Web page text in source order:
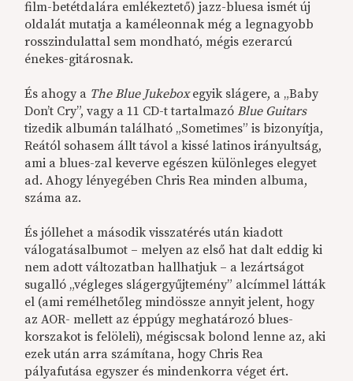
film-betétdalára emlékeztető) jazz-bluesa ismét új
oldalát mutatja a kaméleonnak még a legnagyobb
rosszindulattal sem mondható, mégis ezerarcú
énekes-gitárosnak.
És ahogy a The Blue Jukeboxegyik slágere, a „Baby
Don’t Cry”, vagy a 11 CD-t tartalmazóBlue Guitars
tizedik albumán található „Sometimes” is bizonyítja,
Reától sohasem állt távol a kissé latinos irányultság,
ami a blues-zal keverve egészen különleges elegyet
ad. Ahogy lényegében Chris Rea minden albuma,
száma az.
És jóllehet a második visszatérés után kiadott
válogatásalbumot – melyen az első hat dalt eddig ki
nem adott változatban hallhatjuk – a lezártságot
sugalló „végleges slágergyűjtemény” alcímmel látták
el (ami remélhetőleg mindössze annyit jelent, hogy
az AOR- mellett az éppúgy meghatározó blues-
korszakot is felöleli), mégiscsak bolond lenne az, aki
ezek után arra számítana, hogy Chris Rea
pályafutása egyszer és mindenkorra véget ért.